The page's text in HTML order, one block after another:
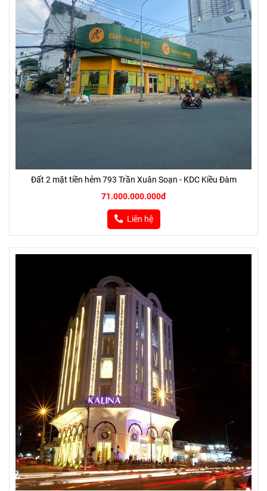
Đất 2 mặt tiền hẻm 793 Trần Xuân Soạn - KDC Kiều Đàm
71.000.000.000đ
Liên hệ